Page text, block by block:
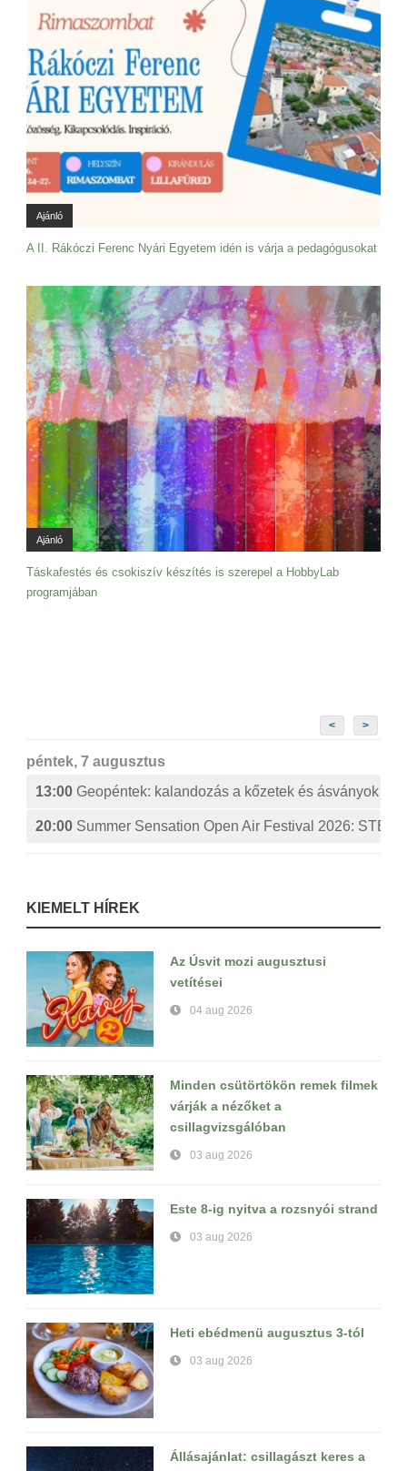
Ajánló
A II. Rákóczi Ferenc Nyári Egyetem idén is várja a pedagógusokat
Ajánló
Táskafestés és csokiszív készítés is szerepel a HobbyLab
programjában
< >
péntek, 7 augusztus
13:00 Geopéntek: kalandozás a kőzetek és ásványok
20:00 Summer Sensation Open Air Festival 2026:
KIEMELT HÍREK
Az Úsvit mozi augusztusi
vetítései
04 aug 2026
Minden csütörtökön remek filmek
várják a nézőket a
csillagvizsgálóban
03 aug 2026
Este 8-ig nyitva a rozsnyói strand
03 aug 2026
Heti ebédmenü augusztus 3-tól
03 aug 2026
Állásajánlat: csillagászt keres a